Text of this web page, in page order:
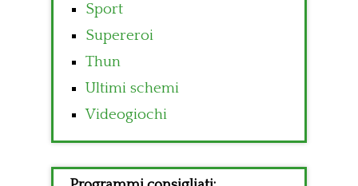
Sport
Supereroi
Thun
Ultimi schemi
Videogiochi